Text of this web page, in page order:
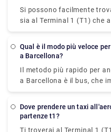
paese è coperto dal
Valls del Comapedrosa e
patrimonio mondiale
escursioni, tieni d'occhio
avvoltoi barbuti. Per
pensarci due volte prima
Si possono facilmente
sia al Terminal 1 (T1) che
seguendo le indicazioni
di un'auto/autobus, dopo
specializzati in
Barcellona con autisti
il tuo trasferimento a
nostro sistema di
usare. Il tuo autista ti
Qual è il modo più veloce per andare da Andorra la Vella
a Barcellona?
Il metodo più rapido per
a Barcellona è il bus, che
minuti.
Dove prendere un taxi all'aeroporto di barcellona
partenze t1?
Ti troverai al Terminal 1